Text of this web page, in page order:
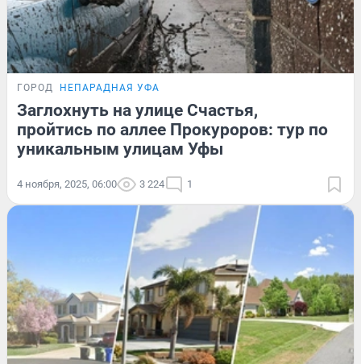
ГОРОД НЕПАРАДНАЯ УФА
Заглохнуть на улице Счастья,
пройтись по аллее Прокуроров: тур по
уникальным улицам Уфы
4 ноября, 2025, 06:00 3 224 1